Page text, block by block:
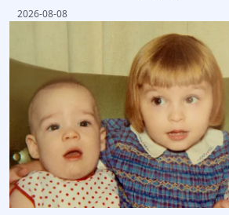
2026-08-08